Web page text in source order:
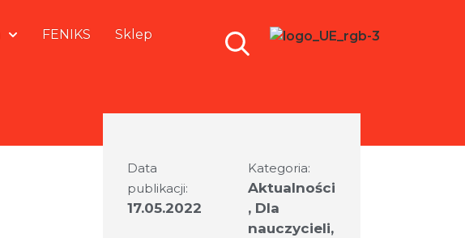
FENIKS Sklep
Data
publikacji:
17.05.2022
Kategoria:
Aktualności
, Dla
nauczycieli,